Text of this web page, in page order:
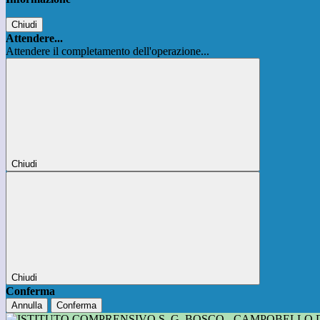
Chiudi
Attendere...
Attendere il completamento dell'operazione...
Chiudi
Chiudi
Conferma
Annulla Conferma